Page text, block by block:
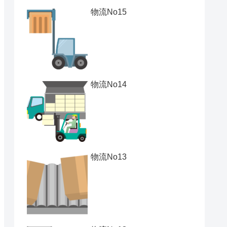
物流No15
物流No14
物流No13